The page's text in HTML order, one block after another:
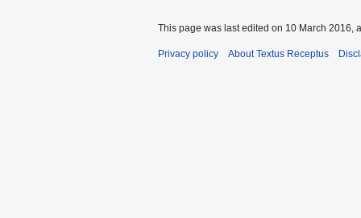
This page was last edited on 10 March 2016,
Privacy policy About Textus Receptus